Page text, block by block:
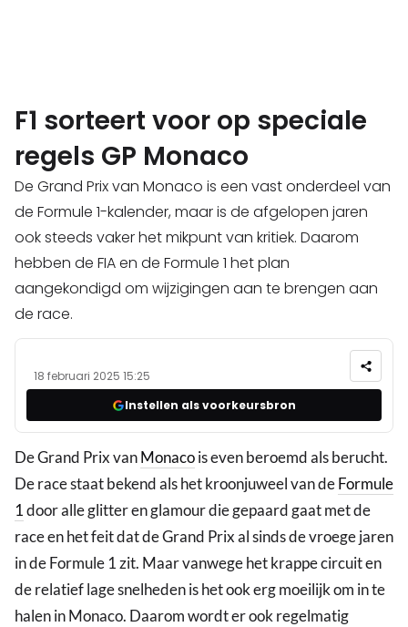
F1 sorteert voor op speciale
regels GP Monaco
De Grand Prix van Monaco is een vast onderdeel van
de Formule 1-kalender, maar is de afgelopen jaren
ook steeds vaker het mikpunt van kritiek. Daarom
hebben de FIA en de Formule 1 het plan
aangekondigd om wijzigingen aan te brengen aan
de race.
18 februari 2025 15:25
Instellen als voorkeursbron
De Grand Prix vanMonacois even beroemd als berucht.
De race staat bekend als het kroonjuweel van deFormule
1door alle glitter en glamour die gepaard gaat met de
race en het feit dat de Grand Prix al sinds de vroege jaren
in de Formule 1 zit. Maar vanwege het krappe circuit en
de relatief lage snelheden is het ook erg moeilijk om in te
halen in Monaco. Daarom wordt er ook regelmatig